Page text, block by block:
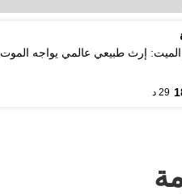
الميت: إرث طبيعي عالمي يواجه الموت
29 د